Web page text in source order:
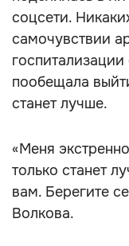
соцсети.
самочувствии
пообещала
станет лучше.
«Меня
только станет
вам. Берегите
Волкова.